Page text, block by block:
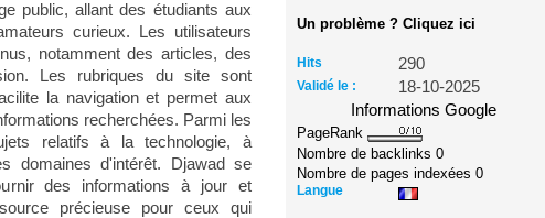
public, allant des étudiants aux
curieux. Les utilisateurs
notamment des articles, des
Les rubriques du site sont
la navigation et permet aux
recherchées. Parmi les
relatifs à la technologie, à
domaines d'intérêt. Djawad se
des informations à jour et
précieuse pour ceux qui
Un problème ? Cliquez ici
Hits 290
Validé le :
18-10-2025
Informations Google
PageRank
Nombre de backlinks0
Nombre de pages indexées0
Langue